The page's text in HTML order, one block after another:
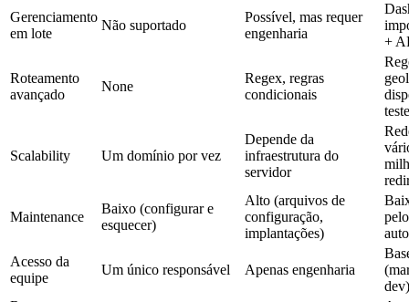
Gerenciamento
em lote
Não suportado
Possível, mas requer
engenharia
+
Roteamento
avançado
None
Regex, regras
condicionais
Scalability Um domínio por vez
Depende da
infraestrutura do
servidor
Maintenance
Baixo (configurar e
esquecer)
Alto (arquivos de
configuração,
implantações)
Acesso da
equipe
Um único responsável Apenas engenharia
dev)